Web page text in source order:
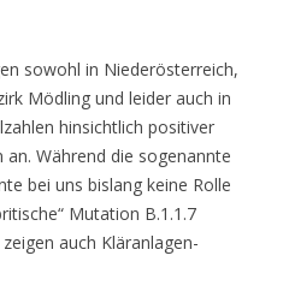
sowohl in Niederösterreich,
Mödling und leider auch in
hinsichtlich positiver
Während die sogenannte
bei uns bislang keine Rolle
Mutation B.1.1.7
auch Kläranlagen-